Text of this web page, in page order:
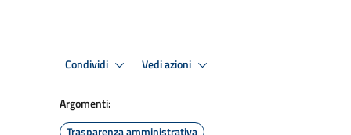
Condividi Vedi azioni
Argomenti:
Trasparenza amministrativa